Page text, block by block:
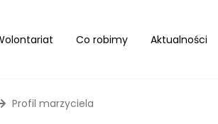
Co robimy Aktualności
Profil marzyciela